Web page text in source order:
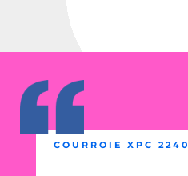
COURROIE XPC 2240